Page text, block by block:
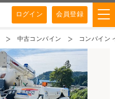
ログイン 会員登録
中古コンバイン コンバイン